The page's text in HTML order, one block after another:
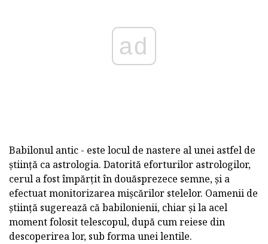
ad
Babilonul antic - este locul de nastere al unei astfel de
știință ca astrologia. Datorită eforturilor astrologilor,
cerul a fost împărțit în douăsprezece semne, și a
efectuat monitorizarea mișcărilor stelelor. Oamenii de
știință sugerează că babilonienii, chiar și la acel
moment folosit telescopul, după cum reiese din
descoperirea lor, sub forma unei lentile.